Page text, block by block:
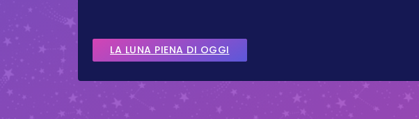
LA LUNA PIENA DI OGGI